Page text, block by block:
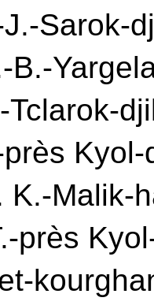
Sarok-
B.-
Tclarok-
K.-Malik-
près